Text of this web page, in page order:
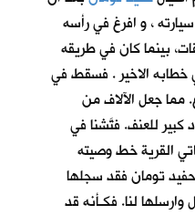
، و افرغ في رأسه
بينما كان في طريقه
خطابه الاخير . فسقط في
جعل الآلاف من
كبير للعنف. فتَّشنا في
القرية خط وصيته
حفيد تومان فقد سجلها
لنا. فكـأنه قد